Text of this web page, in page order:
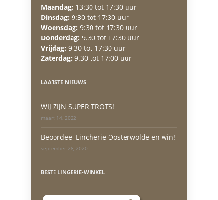
Maandag: 13:30 tot 17:30 uur
Dinsdag: 9:30 tot 17:30 uur
Woensdag: 9:30 tot 17:30 uur
Donderdag: 9.30 tot 17:30 uur
Vrijdag: 9.30 tot 17:30 uur
Zaterdag: 9.30 tot 17:00 uur
LAATSTE NIEUWS
WIJ ZIJN SUPER TROTS!
maart 14, 2022
Beoordeel Lincherie Oosterwolde en win!
september 28, 2020
BESTE LINGERIE-WINKEL